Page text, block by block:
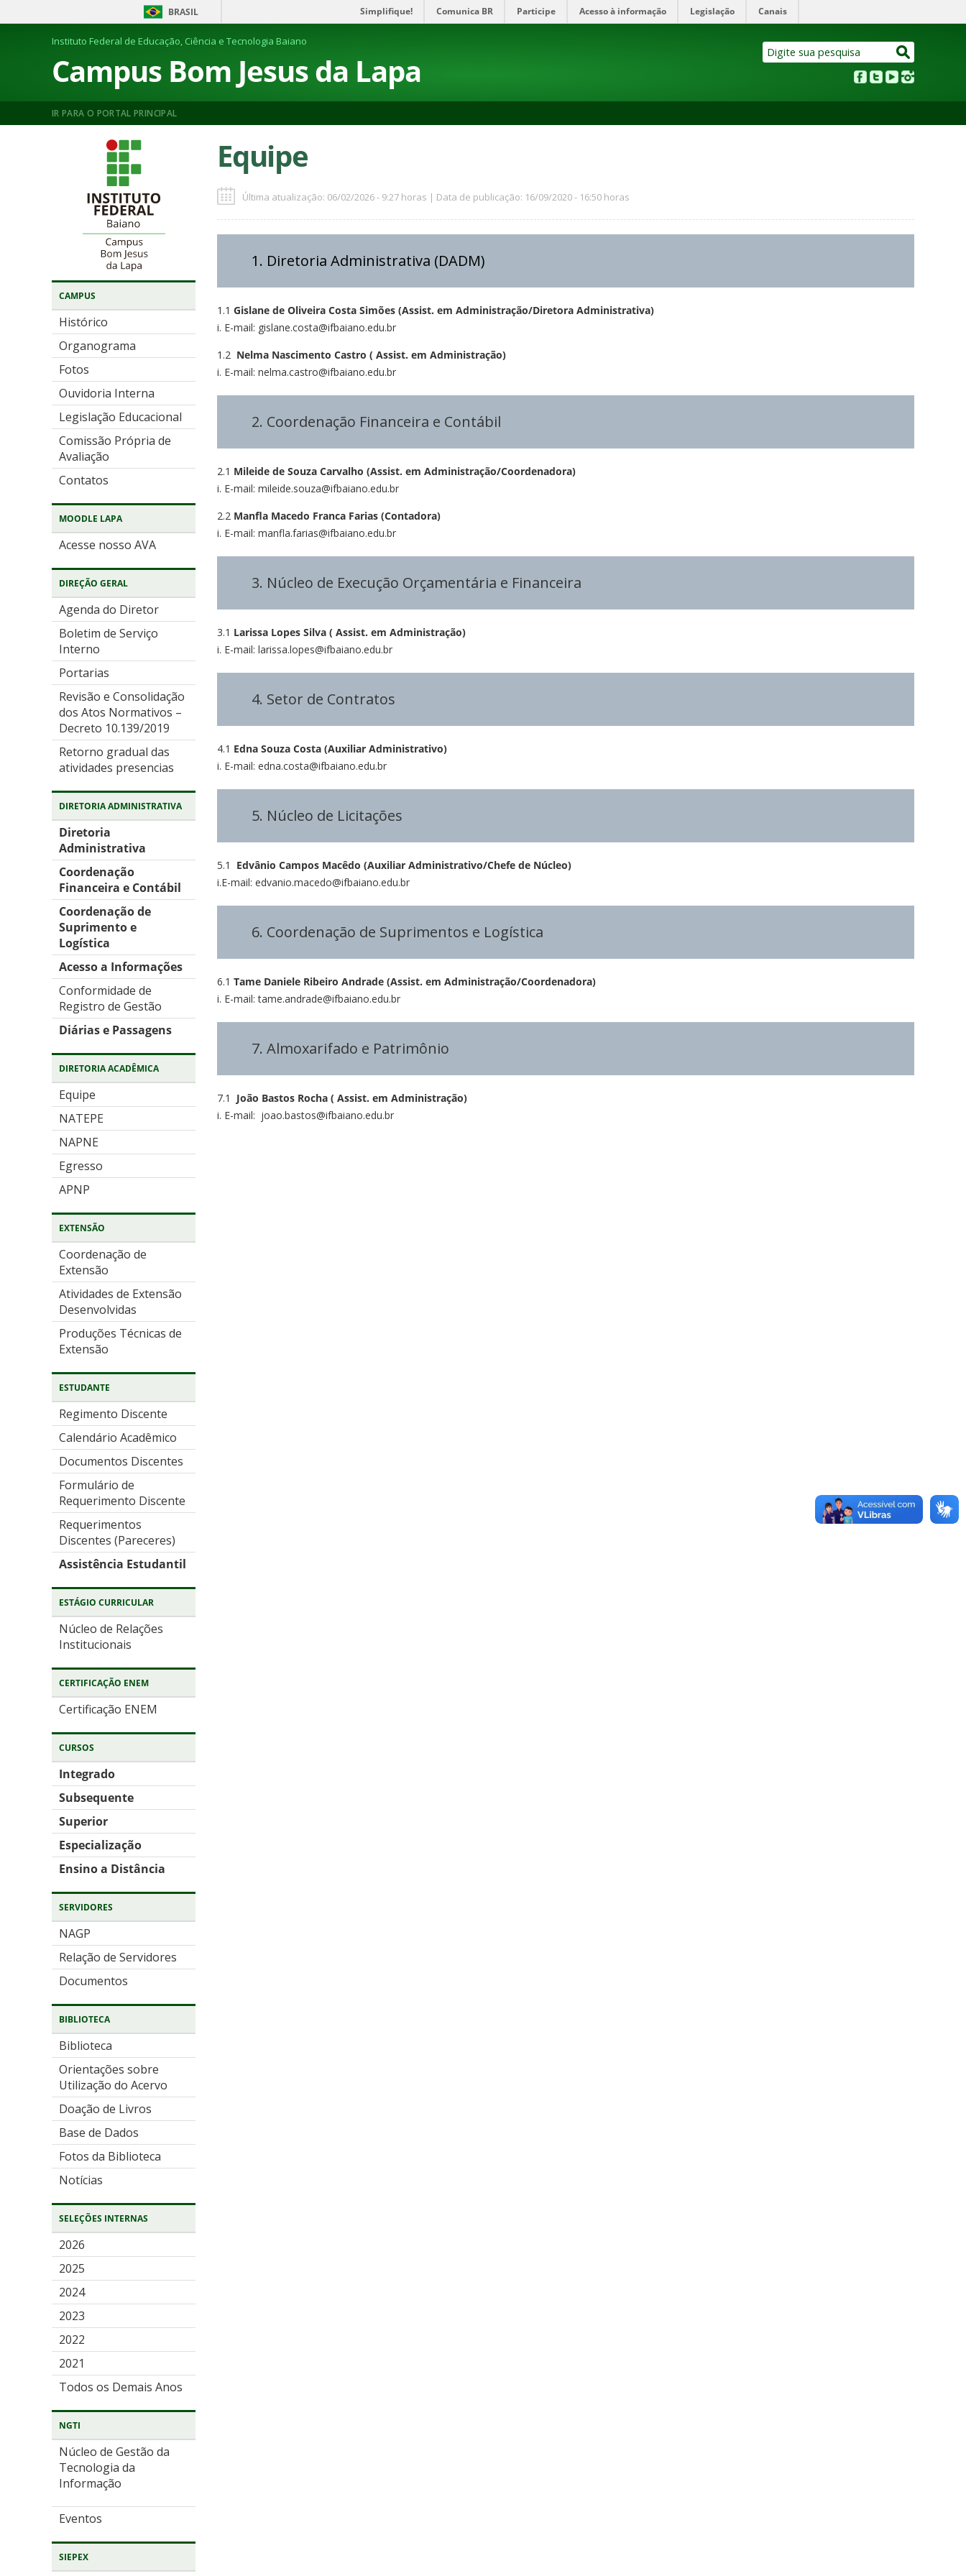
BRASIL Simplifique! Comunica BR Participe Acesso à informação Legislação Canais
Instituto Federal de Educação, Ciência e Tecnologia Baiano
Campus Bom Jesus da Lapa
IR PARA O PORTAL PRINCIPAL
CAMPUS
Histórico
Organograma
Fotos
Ouvidoria Interna
Legislação Educacional
Comissão Própria de
Avaliação
Contatos
MOODLE LAPA
Acesse nosso AVA
DIREÇÃO GERAL
Agenda do Diretor
Boletim de Serviço
Interno
Portarias
Revisão e Consolidação
dos Atos Normativos –
Decreto 10.139/2019
Retorno gradual das
atividades presencias
DIRETORIA ADMINISTRATIVA
Diretoria
Administrativa
Coordenação
Financeira e Contábil
Coordenação de
Suprimento e
Logística
Acesso a Informações
Conformidade de
Registro de Gestão
Diárias e Passagens
DIRETORIA ACADÊMICA
Equipe
NATEPE
NAPNE
Egresso
APNP
EXTENSÃO
Coordenação de
Extensão
Atividades de Extensão
Desenvolvidas
Produções Técnicas de
Extensão
ESTUDANTE
Regimento Discente
Calendário Acadêmico
Documentos Discentes
Formulário de
Requerimento Discente
Requerimentos
Discentes (Pareceres)
Assistência Estudantil
ESTÁGIO CURRICULAR
Núcleo de Relações
Institucionais
CERTIFICAÇÃO ENEM
Certificação ENEM
CURSOS
Integrado
Subsequente
Superior
Especialização
Ensino a Distância
SERVIDORES
NAGP
Relação de Servidores
Documentos
BIBLIOTECA
Biblioteca
Orientações sobre
Utilização do Acervo
Doação de Livros
Base de Dados
Fotos da Biblioteca
Notícias
SELEÇÕES INTERNAS
2026
2025
2024
2023
2022
2021
Todos os Demais Anos
NGTI
Núcleo de Gestão da
Tecnologia da
Informação
Eventos
SIEPEX
Equipe
Última atualização: 06/02/2026 - 9:27 horas | Data de publicação: 16/09/2020 - 16:50 horas
1. Diretoria Administrativa (DADM)
1.1 Gislane de Oliveira Costa Simões (Assist. em Administração/Diretora Administrativa)
i. E-mail: gislane.costa@ifbaiano.edu.br
1.2 Nelma Nascimento Castro ( Assist. em Administração)
i. E-mail: nelma.castro@ifbaiano.edu.br
2. Coordenação Financeira e Contábil
2.1 Mileide de Souza Carvalho (Assist. em Administração/Coordenadora)
i. E-mail: mileide.souza@ifbaiano.edu.br
2.2 Manfla Macedo Franca Farias (Contadora)
i. E-mail: manfla.farias@ifbaiano.edu.br
3. Núcleo de Execução Orçamentária e Financeira
3.1 Larissa Lopes Silva ( Assist. em Administração)
i. E-mail: larissa.lopes@ifbaiano.edu.br
4. Setor de Contratos
4.1 Edna Souza Costa (Auxiliar Administrativo)
i. E-mail: edna.costa@ifbaiano.edu.br
5. Núcleo de Licitações
5.1 Edvânio Campos Macêdo (Auxiliar Administrativo/Chefe de Núcleo)
i.E-mail: edvanio.macedo@ifbaiano.edu.br
6. Coordenação de Suprimentos e Logística
6.1 Tame Daniele Ribeiro Andrade (Assist. em Administração/Coordenadora)
i. E-mail: tame.andrade@ifbaiano.edu.br
7. Almoxarifado e Patrimônio
7.1
João Bastos Rocha ( Assist. em Administração)
i. E-mail: joao.bastos@ifbaiano.edu.br